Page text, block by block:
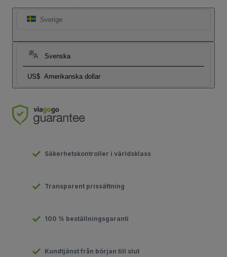
Sverige
Svenska
US$ Amerikanska dollar
Säkerhetskontroller i världsklass
Transparent prissättning
100 % beställningsgaranti
Kundtjänst från början till slut